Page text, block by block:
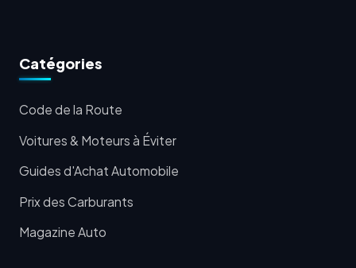
Catégories
Code de la Route
Voitures & Moteurs à Éviter
Guides d'Achat Automobile
Prix des Carburants
Magazine Auto